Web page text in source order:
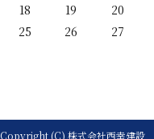
18 19 20
25 26 27
Copyright (C) 株式会社西幸建設